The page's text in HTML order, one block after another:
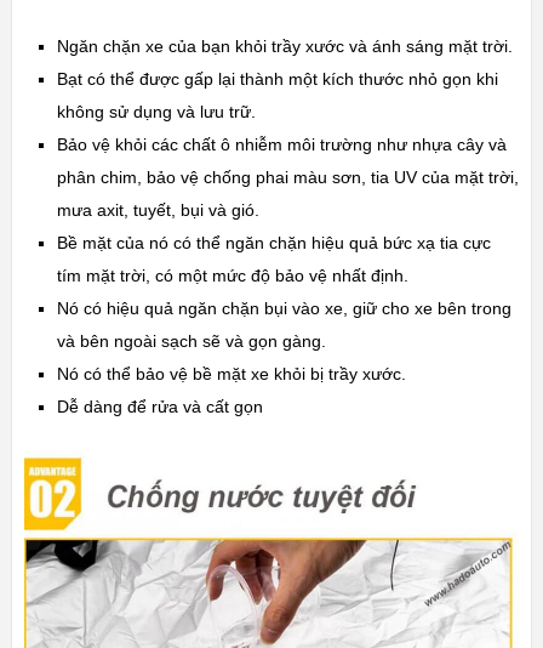
Ngăn chặn xe của bạn khỏi trầy xước và ánh sáng mặt trời.
Bạt có thể được gấp lại thành một kích thước nhỏ gọn khi
không sử dụng và lưu trữ.
Bảo vệ khỏi các chất ô nhiễm môi trường như nhựa cây và
phân chim, bảo vệ chống phai màu sơn, tia UV của mặt trời,
mưa axit, tuyết, bụi và gió.
Bề mặt của nó có thể ngăn chặn hiệu quả bức xạ tia cực
tím mặt trời, có một mức độ bảo vệ nhất định.
Nó có hiệu quả ngăn chặn bụi vào xe, giữ cho xe bên trong
và bên ngoài sạch sẽ và gọn gàng.
Nó có thể bảo vệ bề mặt xe khỏi bị trầy xước.
Dễ dàng để rửa và cất gọn